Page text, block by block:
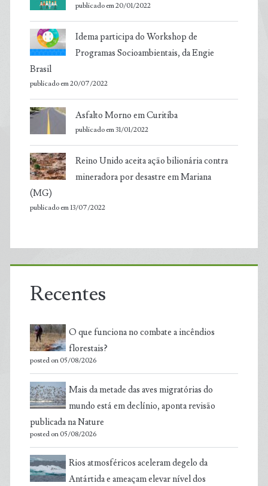
publicado em 20/01/2022
Idema participa do Workshop de
Programas Socioambientais, da Engie
Brasil
publicado em 20/07/2022
Asfalto Morno em Curitiba
publicado em 31/01/2022
Reino Unido aceita ação bilionária contra
mineradora por desastre em Mariana
(MG)
publicado em 13/07/2022
Recentes
O que funciona no combate a incêndios
florestais?
posted on 05/08/2026
Mais da metade das aves migratórias do
mundo está em declínio, aponta revisão
publicada na Nature
posted on 05/08/2026
Rios atmosféricos aceleram degelo da
Antártida e ameaçam elevar nível dos